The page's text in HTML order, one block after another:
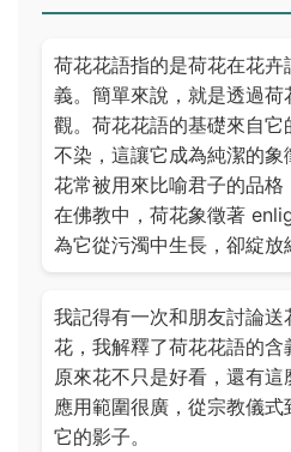
荷花花語指的是荷花在花
義。簡單來說，就是透過
觀。荷花花語的基礎來自
不染，這讓它成為純潔的
花常被用來比喻君子的品
在佛教中，荷花象徵著
為它從污濁中生長，卻綻放
我記得有一次和朋友討論
花，我解釋了荷花花語的含
原來花不只是好看，還有
應用範圍很廣，從宗教儀
它的影子。